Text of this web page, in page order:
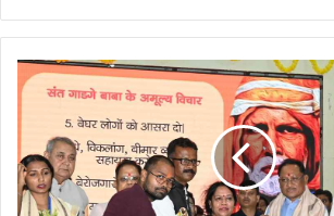
वर्ष
2047
को
विकसित
राष्ट्र